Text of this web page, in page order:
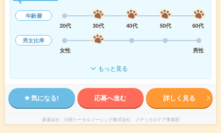
年齢層
20代
30代 40代 50代
60代
男女比率
女性
男性
もっと見る
気になる! 応募へ進む 詳しく見る
派遣会社 日研トータルソーシング株式会社 メディカルケア事業部